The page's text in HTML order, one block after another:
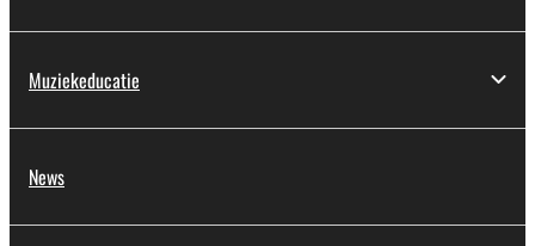
Muziekeducatie
News